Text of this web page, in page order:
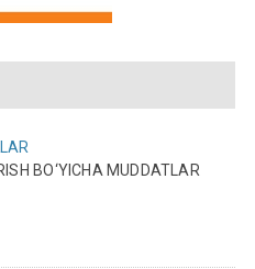
BO‘YICHA MUDDATLAR